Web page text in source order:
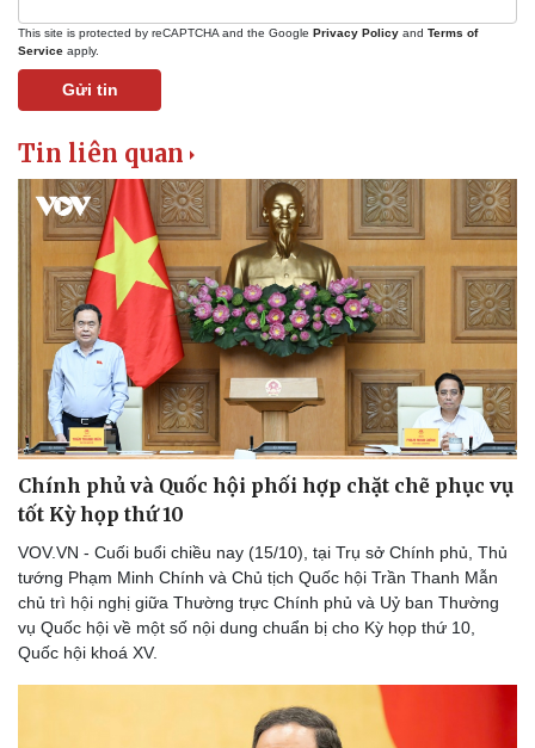
This site is protected by reCAPTCHA and the Google Privacy Policy and Terms of
Service apply.
Gửi tin
Tin liên quan
Chính phủ và Quốc hội phối hợp chặt chẽ phục vụ
tốt Kỳ họp thứ 10
VOV.VN - Cuối buổi chiều nay (15/10), tại Trụ sở Chính phủ, Thủ
tướng Phạm Minh Chính và Chủ tịch Quốc hội Trần Thanh Mẫn
chủ trì hội nghị giữa Thường trực Chính phủ và Uỷ ban Thường
vụ Quốc hội về một số nội dung chuẩn bị cho Kỳ họp thứ 10,
Quốc hội khoá XV.